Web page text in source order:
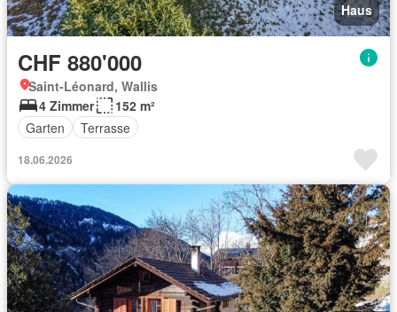
Haus
CHF 880'000
Saint-Léonard, Wallis
4 Zimmer
152 m²
Garten
Terrasse
18.06.2026